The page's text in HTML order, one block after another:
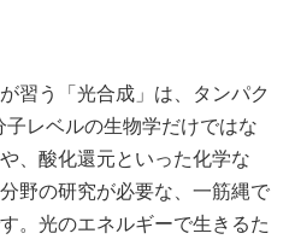
習う「光合成」は、タンパク
レベルの生物学だけではな
、酸化還元といった化学な
野の研究が必要な、一筋縄で
。光のエネルギーで生きるた